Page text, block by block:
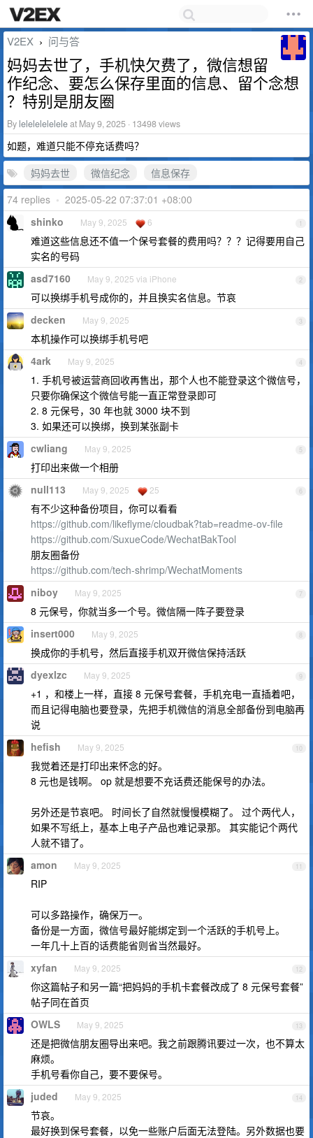
V2EX › 问与答
妈妈去世了，手机快欠费了，微信想留
作纪念、要怎么保存里面的信息、留个念想
？特别是朋友圈
By leleleleleleleat May 9, 2025 · 13498 views
如题，难道只能不停充话费吗？
妈妈去世
微信纪念
信息保存
74 replies • 2025-05-22 07:37:01 +08:00
1
shinko May 9, 2025 6
难道这些信息还不值一个保号套餐的费用吗？？？记得要用自己
实名的号码
2
asd7160 May 9, 2025 via iPhone
可以换绑手机号成你的，并且换实名信息。节哀
3
decken May 9, 2025
本机操作可以换绑手机号吧
4
4ark May 9, 2025
1. 手机号被运营商回收再售出，那个人也不能登录这个微信号，
只要你确保这个微信号能一直正常登录即可
2. 8 元保号，30 年也就 3000 块不到
3. 如果还可以换绑，换到某张副卡
5
cwliang May 9, 2025
打印出来做一个相册
6
null113 May 9, 2025 25
有不少这种备份项目，你可以看看
https://github.com/likeflyme/cloudbak?tab=readme-ov-file
https://github.com/SuxueCode/WechatBakTool
朋友圈备份
https://github.com/tech-shrimp/WechatMoments
7
niboy May 9, 2025
8 元保号，你就当多一个号。微信隔一阵子要登录
8
insert000 May 9, 2025
换成你的手机号，然后直接手机双开微信保持活跃
9
dyexlzc May 9, 2025
+1 ，和楼上一样，直接 8 元保号套餐，手机充电一直插着吧，
而且记得电脑也要登录，先把手机微信的消息全部备份到电脑再
说
10
hefish May 9, 2025
我觉着还是打印出来怀念的好。
8 元也是钱啊。 op 就是想要不充话费还能保号的办法。
另外还是节哀吧。 时间长了自然就慢慢模糊了。 过个两代人，
如果不写纸上，基本上电子产品也难记录那。 其实能记个两代
人就不错了。
11
amon May 9, 2025
RIP
可以多路操作，确保万一。
备份是一方面，微信号最好能绑定到一个活跃的手机号上。
一年几十上百的话费能省则省当然最好。
12
xyfan May 9, 2025
你这篇帖子和另一篇“把妈妈的手机卡套餐改成了 8 元保号套餐”
帖子同在首页
13
OWLS May 9, 2025
还是把微信朋友圈导出来吧。我之前跟腾讯要过一次，也不算太
麻烦。
手机号看你自己，要不要保号。
14
juded May 9, 2025
节哀。
最好换到保号套餐，以免一些账户后面无法登陆。另外数据也要